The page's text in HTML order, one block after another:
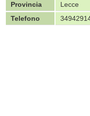
Provincia
Lecce
Telefono